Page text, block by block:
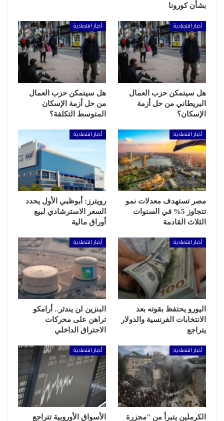
بشأن كورونا
أخبار اقتصادية
هل سيتمكن حزب العمال
البريطاني من حل أزمة
الإسكان؟
أخبار اقتصادية
هل سيتمكن حزب العمال
من حل أزمة الإسكان
المتوسط التكلفة؟
أخبار اقتصادية
مصر تستهدف معدلات نمو
تتجاوز 5% في السنوات
الثلاث القادمة
أخبار اقتصادية
رويترز: أبوظبي الأول يحدد
السعر الاسترشادي لبيع
أوراق مالية
أخبار اقتصادية
اليورو يحتفظ بقوته بعد
الانتخابات الفرنسية والدولار
يتراجع
أخبار اقتصادية
البنزين لن يندثر.. أرامكو
تراهن على محركات
الاحتراق الداخلي
أخبار اقتصادية
الكرملين يتبرأ من "مجزرة
أخبار اقتصادية
الأسواق الأوروبية تتراجع